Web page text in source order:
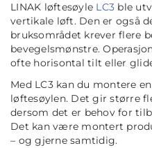
LINAK løftesøyle LC3 ble
vertikale løft. Den er også
bruksområdet krever flere
bevegelsmønstre.
ofte horisontal tilt eller
Med LC3 kan du montere
løftesøylen. Det gir større
dersom det er behov for
Det kan være montert
– og gjerne samtidig.